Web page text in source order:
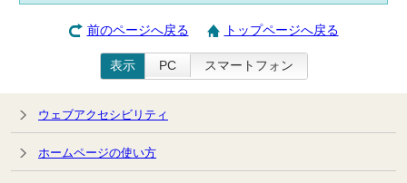
前のページへ戻る トップページへ戻る
表示 PC スマートフォン
ウェブアクセシビリティ
ホームページの使い方